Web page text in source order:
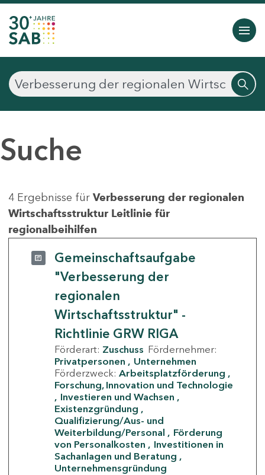
Suche
4 Ergebnisse für Verbesserung der regionalen
Wirtschaftsstruktur Leitlinie für
regionalbeihilfen
Gemeinschaftsaufgabe
"Verbesserung der
regionalen
Wirtschaftsstruktur" -
Richtlinie GRW RIGA
Förderart: Zuschuss Fördernehmer:
Privatpersonen
Unternehmen
Förderzweck: Arbeitsplatzförderung
Forschung, Innovation und Technologie
Investieren und Wachsen
Existenzgründung
Qualifizierung/Aus- und
Weiterbildung/Personal
Förderung
von Personalkosten
Investitionen in
Sachanlagen und Beratung
Unternehmensgründung